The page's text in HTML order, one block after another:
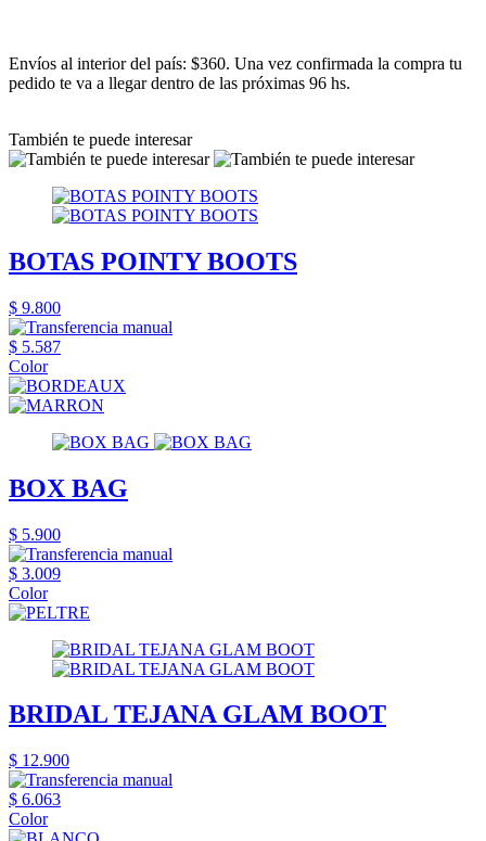
Envíos al interior del país: $360. Una vez confirmada la compra tu
pedido te va a llegar dentro de las próximas 96 hs.
También te puede interesar
BOTAS POINTY BOOTS
$ 9.800
$ 5.587
Color
BOX BAG
$ 5.900
$ 3.009
Color
BRIDAL TEJANA GLAM BOOT
$ 12.900
$ 6.063
Color